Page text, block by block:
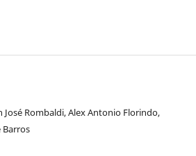
Rombaldi, Alex Antonio Florindo,
Barros